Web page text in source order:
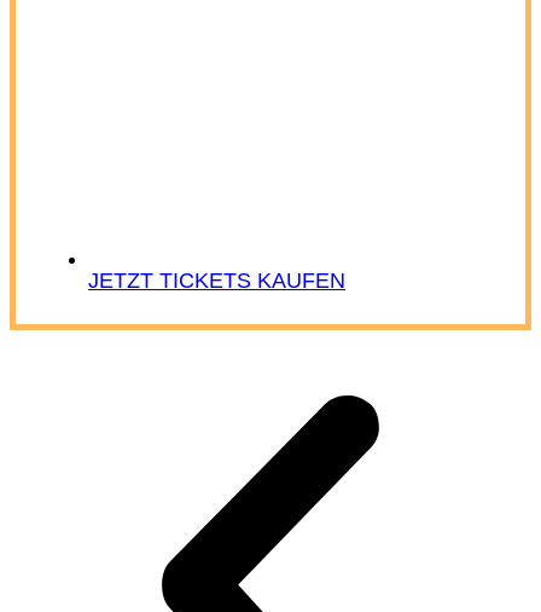
JETZT TICKETS KAUFEN